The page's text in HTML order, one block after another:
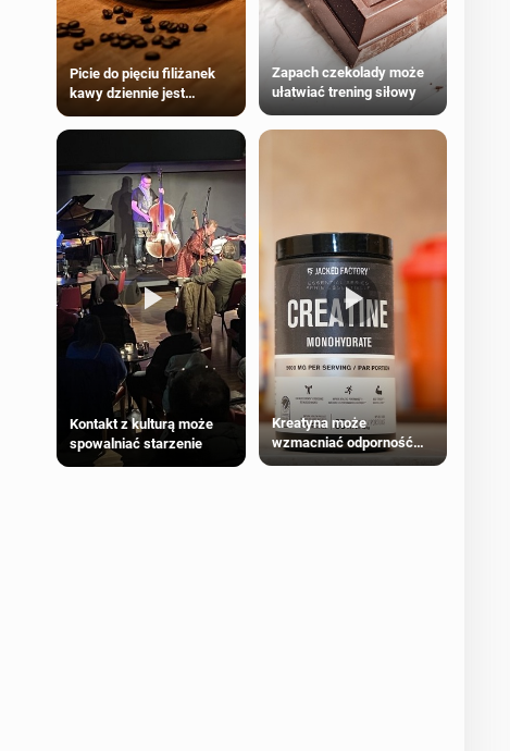
Picie do pięciu filiżanek
kawy dziennie jest
większości dorosłych
Zapach czekolady może
ułatwiać trening siłowy
Kontakt z kulturą może
spowalniać starzenie
Kreatyna może
wzmacniać odporność
przeciw nowotworom